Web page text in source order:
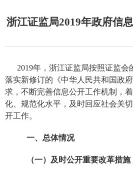
浙江证监局2019年政府信
2019年，浙江证监局按照证监会
落实新修订的《中华人民共和国政
求，不断完善信息公开工作机制，
化、规范化水平，及时回应社会关
开工作。
一、 总体情况
（一）及时公开重要改革措